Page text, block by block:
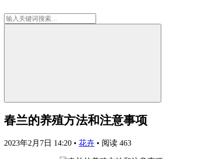
春兰的养殖方法和注意事项
2023年2月7日 14:20 • 花卉 • 阅读 463